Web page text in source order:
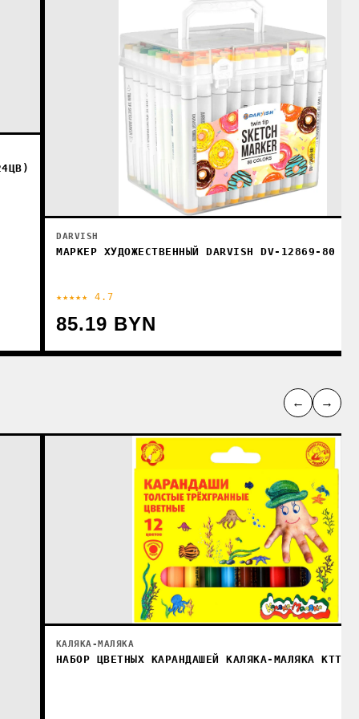
DARVISH
МАРКЕР ХУДОЖЕСТВЕННЫЙ DARVISH DV-12869-80
★★★★★ 4.7
85.19 BYN
← →
КАЛЯКА-МАЛЯКА
НАБОР ЦВЕТНЫХ КАРАНДАШЕЙ КАЛЯКА-МАЛЯКА